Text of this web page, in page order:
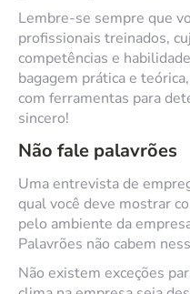
Lembre-se sempre que
profissionais treinados,
competências e
bagagem prática e
com ferramentas para
sincero!
Não fale palavrões
Uma entrevista de
qual você deve mostrar
pelo ambiente da
Palavrões não cabem
Não existem exceções